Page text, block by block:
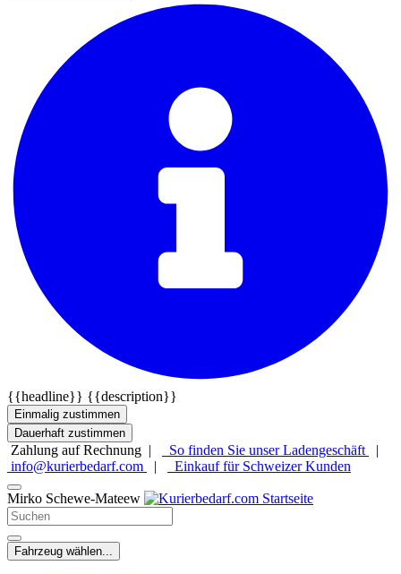
{{headline}} {{description}}
Einmalig zustimmen
Dauerhaft zustimmen
Zahlung auf Rechnung | So finden Sie unser Ladengeschäft
|
info@kurierbedarf.com
| Einkauf für Schweizer Kunden
Mirko Schewe-Mateew
Fahrzeug wählen...